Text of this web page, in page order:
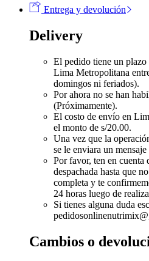
Entrega y devolución
Delivery
El pedido tiene un plazo
Lima Metropolitana
domingos ni feriados).
Por ahora no se han
(Próximamente).
El costo de envío en
el monto de s/20.00.
Una vez que la
se le enviara un
Por favor, ten en cuenta
despachada hasta que
completa y te
24 horas luego de
Si tienes alguna duda
Cambios o